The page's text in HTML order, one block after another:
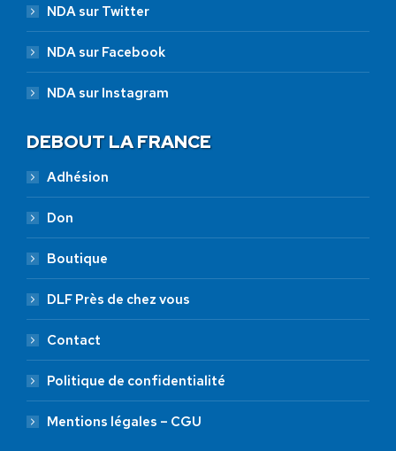
NDA sur Twitter
NDA sur Facebook
NDA sur Instagram
DEBOUT LA FRANCE
Adhésion
Don
Boutique
DLF Près de chez vous
Contact
Politique de confidentialité
Mentions légales – CGU